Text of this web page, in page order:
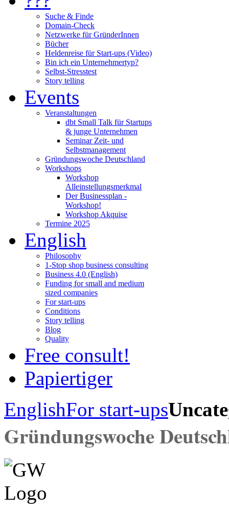
Suche & Finde
Domain-Check
Netzwerke für GründerInnen
Bücher
Heldenreise für Start-ups (Video)
Bin ich ein Unternehmertyp?
Selbst-Stresstest
Story telling
Events
Veranstaltungen
dbt Small Talk für Startups
& junge Unternehmen
Seminar Zeit- und
Selbstmanagement
Gründungswoche Deutschland
Workshops
Workshop
Alleinstellungsmerkmal
Der Businessplan -
Workshop!
Workshop Akquise
Termine 2025
English
Philosophy
1-Stop shop business consulting
Business 4.0 (English)
Funding for small and medium
sized companies
For start-ups
Conditions
Story telling
Blog
Quality
Free consult!
Papiertiger
EnglishFor start-ups
Gründungswoche